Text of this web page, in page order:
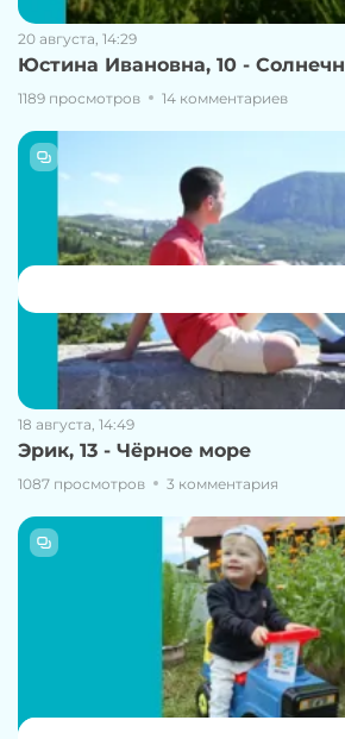
20 августа, 14:29
Юстина Ивановна, 10 -
1189 просмотров 14 комментариев
18 августа, 14:49
Эрик, 13 - Чёрное море
1087 просмотров 3 комментария